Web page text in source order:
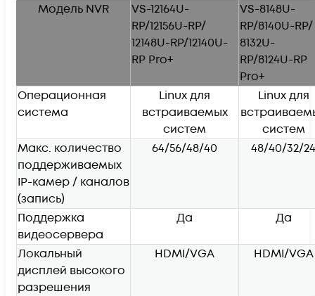
Модель NVR
VS-12164U-
RP/12156U-RP/
12148U-RP/12140U-
RP Pro+
VS-8148U-
RP/8140U-RP/
8132U-
RP/8124U-RP
Pro+
Операционная
система
Linux для
встраиваемых
систем
Linux для
систем
Макс. количество
поддерживаемых
IP-камер / каналов
(запись)
64/56/48/40 48/40/32/24
Поддержка
видеосервера
Да Да
Локальный
дисплей высокого
разрешения
HDMI/VGA HDMI/VGA